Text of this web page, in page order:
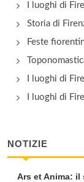
via
I luoghi di
Storia di
Feste
I luoghi di
I luoghi di
NOTIZIE
Ars et Anima: il